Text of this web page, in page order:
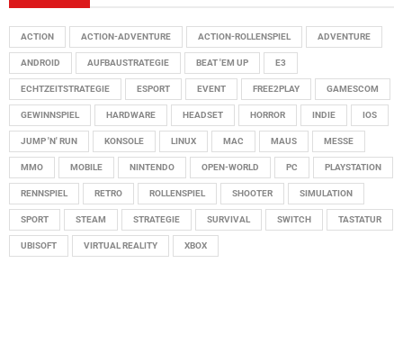
ACTION ACTION-ADVENTURE ACTION-ROLLENSPIEL ADVENTURE
ANDROID AUFBAUSTRATEGIE BEAT 'EM UP E3
ECHTZEITSTRATEGIE ESPORT EVENT FREE2PLAY GAMESCOM
GEWINNSPIEL HARDWARE HEADSET HORROR INDIE IOS
JUMP 'N' RUN KONSOLE LINUX MAC MAUS MESSE
MMO MOBILE NINTENDO OPEN-WORLD PC PLAYSTATION
RENNSPIEL RETRO ROLLENSPIEL SHOOTER SIMULATION
SPORT STEAM STRATEGIE SURVIVAL SWITCH TASTATUR
UBISOFT VIRTUAL REALITY XBOX